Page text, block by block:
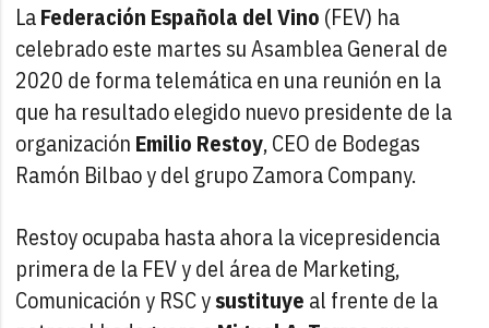
LaFederación Española del Vino (FEV) ha
celebrado este martes su Asamblea General de
2020 de forma telemática en una reunión en la
que ha resultado elegido nuevo presidente de la
organización Emilio Restoy, CEO de Bodegas
Ramón Bilbao y del grupo Zamora Company.
Restoy ocupaba hasta ahora la vicepresidencia
primera de la FEV y del área de Marketing,
Comunicación y RSC ysustituye al frente de la